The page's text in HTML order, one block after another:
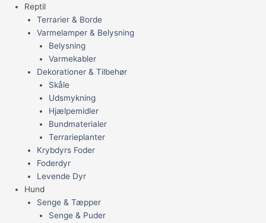
Reptil
Terrarier & Borde
Varmelamper & Belysning
Belysning
Varmekabler
Dekorationer & Tilbehør
Skåle
Udsmykning
Hjælpemidler
Bundmaterialer
Terrarieplanter
Krybdyrs Foder
Foderdyr
Levende Dyr
Hund
Senge & Tæpper
Senge & Puder